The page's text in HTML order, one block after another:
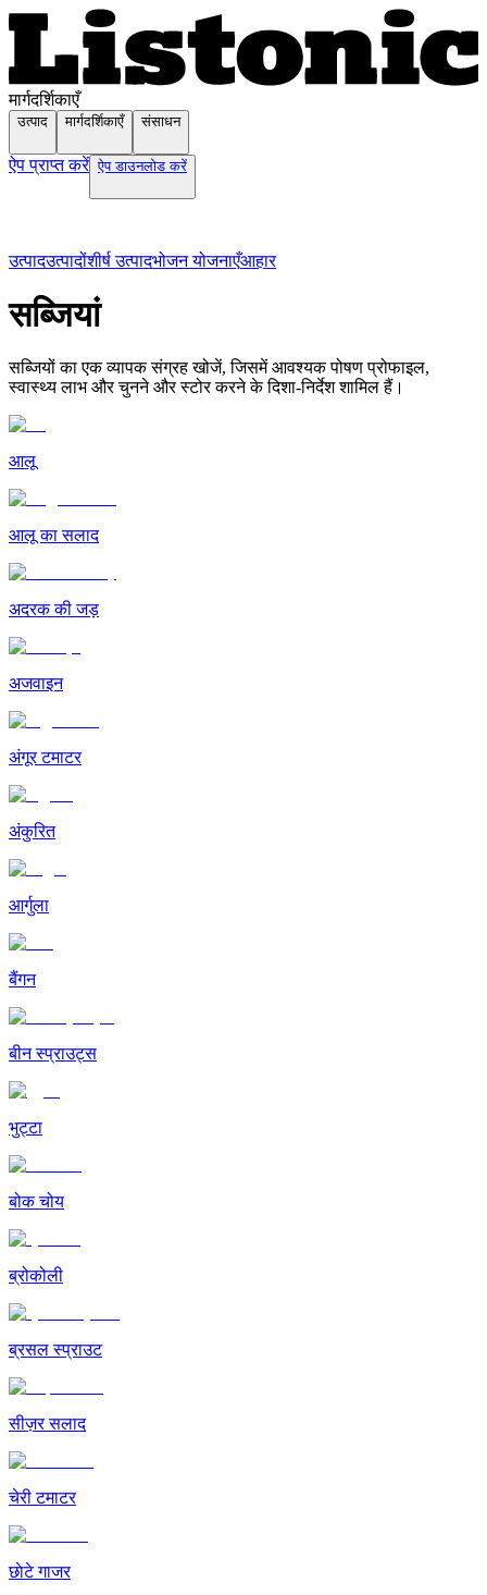
मार्गदर्शिकाएँ
उत्पाद मार्गदर्शिकाएँ संसाधन
ऐप प्राप्त करें ऐप डाउनलोड करें
उत्पादउत्पादोंशीर्ष उत्पादभोजन योजनाएँआहार
सब्जियां
सब्जियों का एक व्यापक संग्रह खोजें, जिसमें आवश्यक पोषण प्रोफाइल,
स्वास्थ्य लाभ और चुनने और स्टोर करने के दिशा-निर्देश शामिल हैं।
आलू
आलू का सलाद
अदरक की जड़
अजवाइन
अंगूर टमाटर
अंकुरित
आर्गुला
बैंगन
बीन स्प्राउट्स
भुट्टा
बोक चोय
ब्रोकोली
ब्रसल स्प्राउट
सीज़र सलाद
चेरी टमाटर
छाेटे गाजर